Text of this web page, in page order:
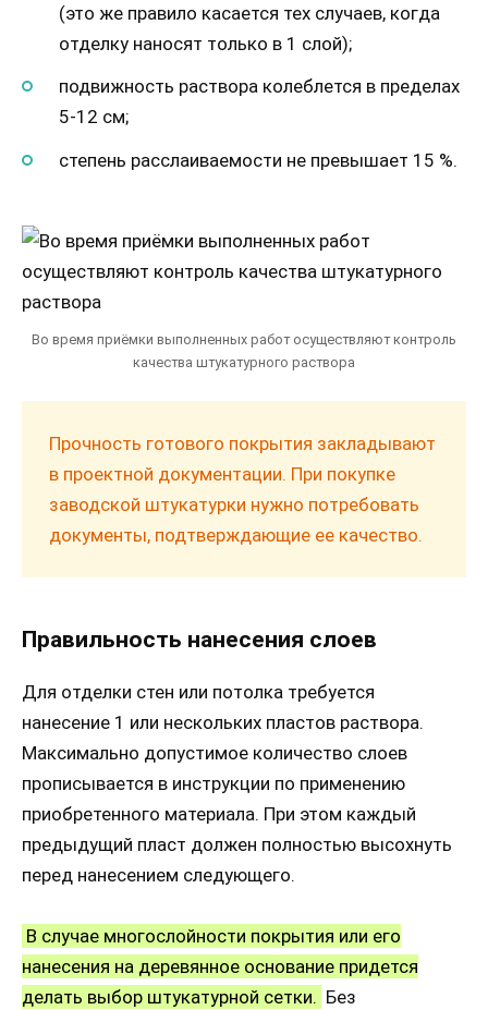
(это же правило касается тех случаев, когда
отделку наносят только в 1 слой);
подвижность раствора колеблется в пределах
5-12 см;
степень расслаиваемости не превышает 15 %.
Во время приёмки выполненных работ осуществляют контроль
качества штукатурного раствора
Прочность готового покрытия закладывают
в проектной документации. При покупке
заводской штукатурки нужно потребовать
документы, подтверждающие ее качество.
Правильность нанесения слоев
Для отделки стен или потолка требуется
нанесение 1 или нескольких пластов раствора.
Максимально допустимое количество слоев
прописывается в инструкции по применению
приобретенного материала. При этом каждый
предыдущий пласт должен полностью высохнуть
перед нанесением следующего.
В случае многослойности покрытия или его
нанесения на деревянное основание придется
делать выбор штукатурной сетки. Без